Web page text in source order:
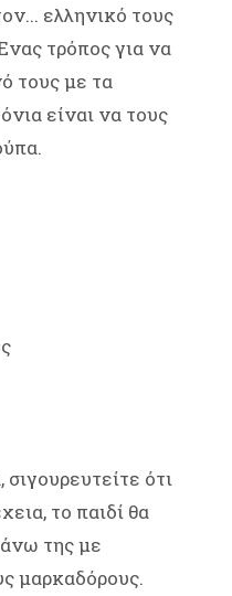
ελληνικό τους
τρόπος για να
τους με τα
είναι να τους
ότι
το παιδί θα
της με
μαρκαδόρους.